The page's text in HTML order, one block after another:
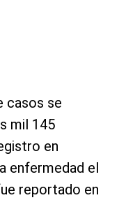
casos se
mil 145
en
enfermedad el
reportado en